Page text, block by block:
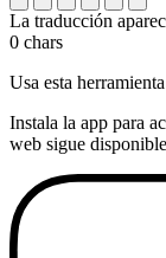
La traducción
0 chars
Usa esta
Instala la app para
web sigue